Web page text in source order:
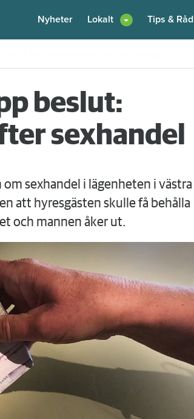
Nyheter Lokalt Tips & Råd
beslut:
sexhandel
sexhandel i lägenheten i västra
att hyresgästen skulle få behålla
och mannen åker ut.